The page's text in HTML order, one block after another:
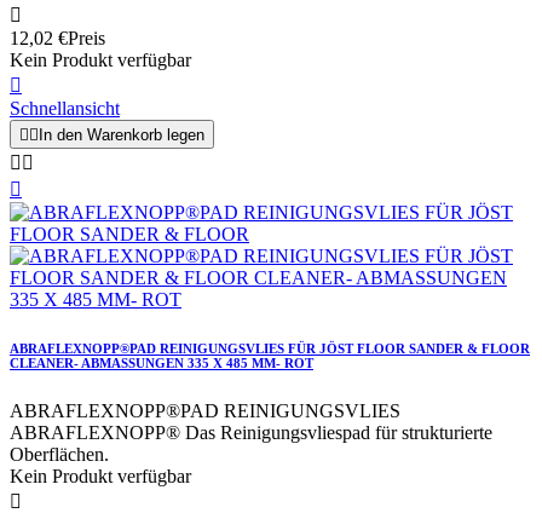

12,02 €Preis
Kein Produkt verfügbar

Schnellansicht
In den Warenkorb legen
 

ABRAFLEXNOPP®PAD REINIGUNGSVLIES FÜR JÖST FLOOR SANDER & FLOOR
CLEANER- ABMASSUNGEN 335 X 485 MM- ROT
ABRAFLEXNOPP®PAD REINIGUNGSVLIES
ABRAFLEXNOPP® Das Reinigungsvliespad für strukturierte
Oberflächen.
Kein Produkt verfügbar
